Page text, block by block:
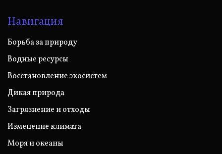
Навигация
Борьба за природу
Водные ресурсы
Восстановление экосистем
Дикая природа
Загрязнение и отходы
Изменение климата
Моря и океаны